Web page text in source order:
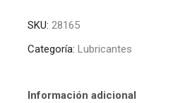
RAPIDA
BLISTER
0402867
SKU: 28165
Categoría: Lubricantes
Información adicional